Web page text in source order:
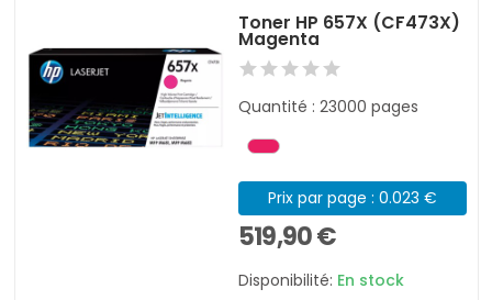
Toner HP 657X (CF473X)
Magenta
Quantité : 23000 pages
Prix par page : 0.023 €
519,90 €
Disponibilité: En stock